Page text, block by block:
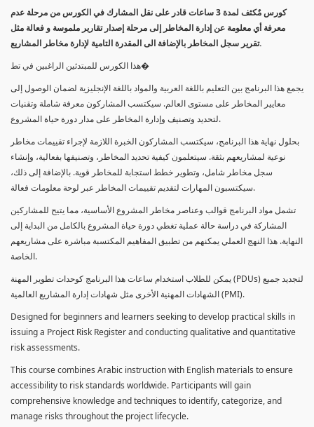
كورس مٌكثف لمدة 3 ساعات قادر على نقل المشارك في الكورس من مرحلة عدم
معرفة أي معلومة عن إدارة المخاطر إلى مرحلة إصدار تقارير ملموسة و فعالة مثل
تقرير سجل المخاطر بالإضافة الى المقدرة التامية لإدارة مخاطر المشاريع.
هذا الكورس للمبتدئين الراغبين في تط�
يجمع هذا البرنامج بين التعليم باللغة العربية والمواد باللغة الإنجليزية لضمان الوصول إلى
معايير المخاطر على مستوى العالم. سيكتسب المشاركون معرفة شاملة وتقنيات
لتحديد وتصنيف وإدارة المخاطر على مدار دورة حياة المشروع.
بحلول نهاية هذا البرنامج، سيكتسب المشاركون الخبرة اللازمة لإجراء تقييمات مخاطر
نوعية لمشاريعهم بثقة. سيتعلمون كيفية تحديد المخاطر، وتصنيفها بفعالية، وإنشاء
سجل مخاطر شامل، وتطوير خطط استجابة للمخاطر قوية. بالإضافة إلى ذلك،
سيكتسبون المهارات لتقديم تقييمات المخاطر عبر لوحة معلومات فعالة.
تشمل مواد البرنامج قوالب وعناصر مخاطر المشروع الأساسية، مما يتيح للمشاركين
المشاركة في دراسة حالة عملية تغطي دورة حياة المشروع بالكامل من البداية إلى
النهاية. هذا النهج العملي يمكنهم من تطبيق المفاهيم المكتسبة مباشرة على مشاريعهم
الخاصة.
يمكن للطلاب استخدام ساعات هذا البرنامج كوحدات تطوير المهنة (PDUs) لتجديد جميع
الشهادات المهنية الأخرى مثل شهادات إدارة المشاريع العالمية (PMI).
Designed for beginners and learners seeking to develop practical skills in
issuing a Project Risk Register and conducting qualitative and quantitative
risk assessments.
This course combines Arabic instruction with English materials to ensure
accessibility to risk standards worldwide. Participants will gain
comprehensive knowledge and techniques to identify, categorize, and
manage risks throughout the project lifecycle.